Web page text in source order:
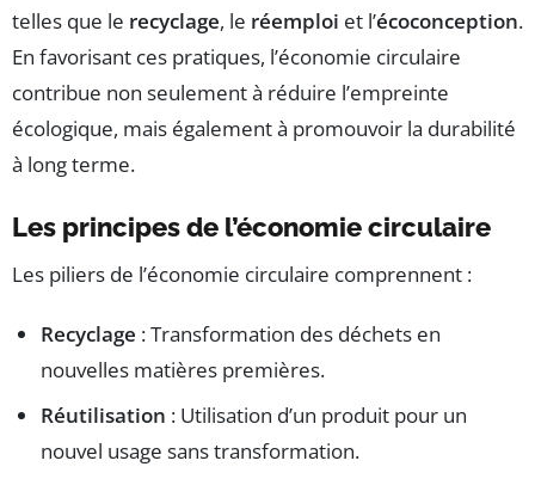
telles que le recyclage, le réemploi et l’écoconception.
En favorisant ces pratiques, l’économie circulaire
contribue non seulement à réduire l’empreinte
écologique, mais également à promouvoir la durabilité
à long terme.
Les principes de l’économie circulaire
Les piliers de l’économie circulaire comprennent :
Recyclage : Transformation des déchets en
nouvelles matières premières.
Réutilisation : Utilisation d’un produit pour un
nouvel usage sans transformation.